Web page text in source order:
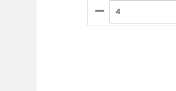
–